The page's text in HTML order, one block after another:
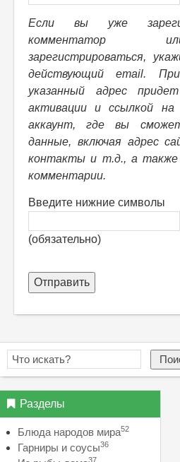
Если вы уже
комментатор
зарегистрироваться,
действующий email.
указанный адрес
активации и ссылкой на
аккаунт, где вы
данные, включая адрес
контакты и т.д., а также
комментарии.
Введите нижние символы
(обязательно)
Отправить
Разделы
Блюда народов мира52
Гарниры и соусы36
37